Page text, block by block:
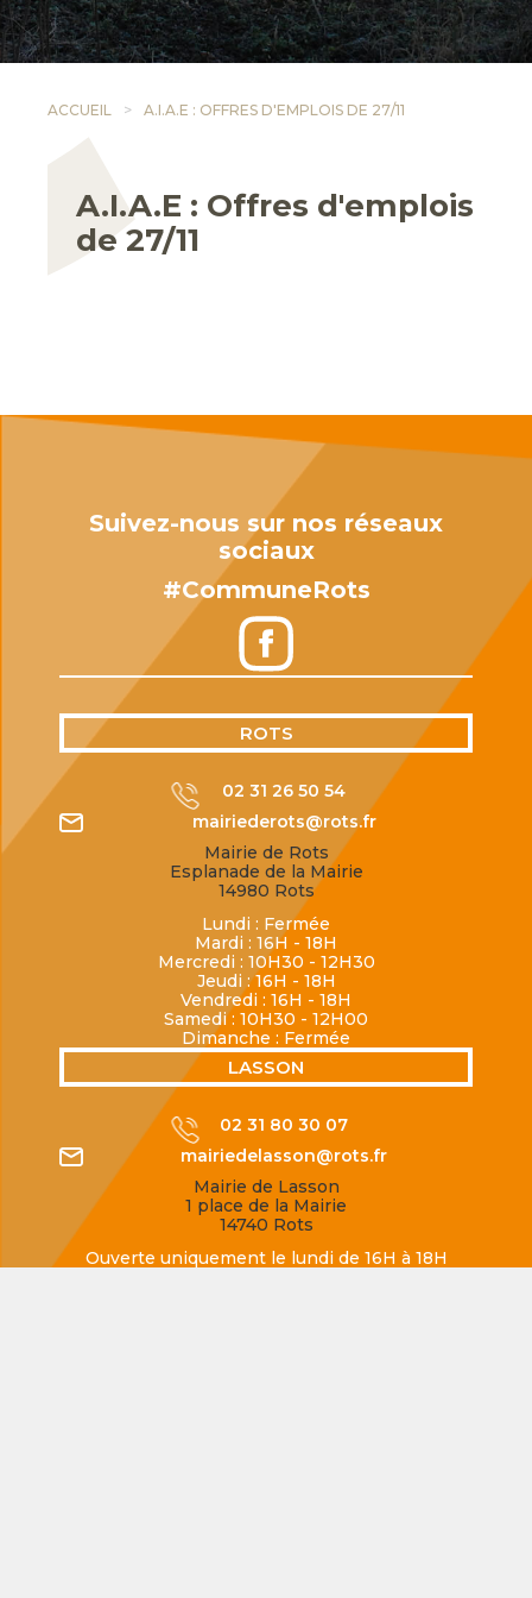
ACCUEIL A.I.A.E : OFFRES D'EMPLOIS DE 27/11
A.I.A.E : Offres d'emplois
de 27/11
Suivez-nous sur nos réseaux
sociaux
#CommuneRots
ROTS
02 31 26 50 54
mairiederots@rots.fr
Mairie de Rots
Esplanade de la Mairie
14980 Rots
Lundi : Fermée
Mardi : 16H - 18H
Mercredi : 10H30 - 12H30
Jeudi : 16H - 18H
Vendredi : 16H - 18H
Samedi : 10H30 - 12H00
Dimanche : Fermée
LASSON
02 31 80 30 07
mairiedelasson@rots.fr
Mairie de Lasson
1 place de la Mairie
14740 Rots
Ouverte uniquement le lundi de 16H à 18H